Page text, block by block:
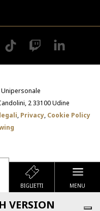
BIGLIETTI MENU
VERSION
tiktok twitch
Unipersonale
2 33100 Udine
, Privacy, Cookie Policy
alla privacy